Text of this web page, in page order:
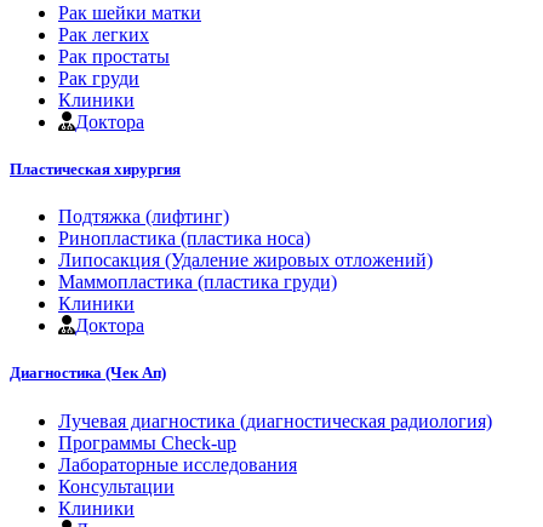
Рак шейки матки
Рак легких
Рак простаты
Рак груди
Клиники
Доктора
Пластическая хирургия
Подтяжка (лифтинг)
Ринопластика (пластика носа)
Липосакция (Удаление жировых отложений)
Маммопластика (пластика груди)
Клиники
Доктора
Диагностика (Чек Ап)
Лучевая диагностика (диагностическая радиология)
Программы Check-up
Лабораторные исследования
Консультации
Клиники